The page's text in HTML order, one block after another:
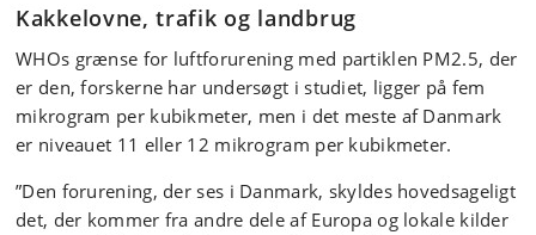
Kakkelovne, trafik og landbrug
WHOs grænse for luftforurening med partiklen PM2.5, der
er den, forskerne har undersøgt i studiet, ligger på fem
mikrogram per kubikmeter, men i det meste af Danmark
er niveauet 11 eller 12 mikrogram per kubikmeter.
”Den forurening, der ses i Danmark, skyldes hovedsageligt
det, der kommer fra andre dele af Europa og lokale kilder